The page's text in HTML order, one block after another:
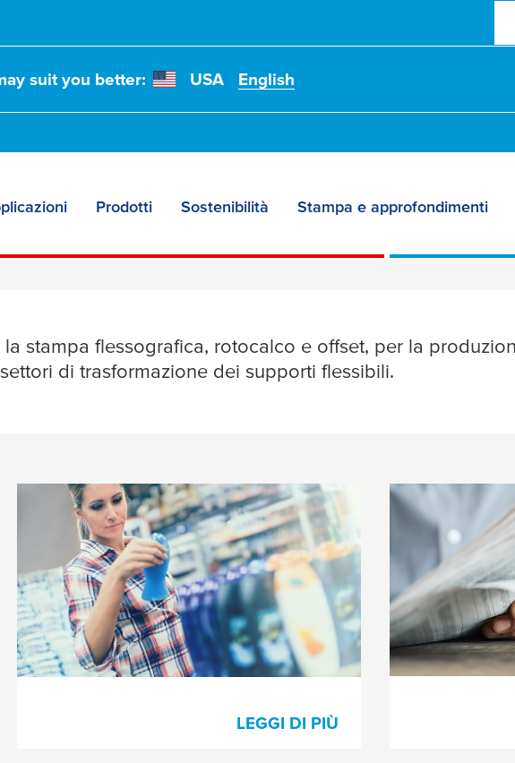
suit you better: USA English
Prodotti Sostenibilità Stampa e approfondimenti
affidabili per molteplici
stampa flessografica, rotocalco e offset, per la
di trasformazione dei supporti flessibili.
Stampa di etichette
Ottimizzazione dei processi di stampa di
etichette con nastri di montaggio delle
matrici all'avanguardia e soluzioni
complementari per l'efficienza del
processo.
LEGGI DI PIÙ
Stampa di
Innovativi
heatset e